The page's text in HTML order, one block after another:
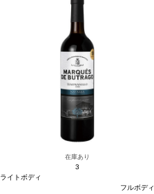
在庫あり
3
ライトボディ
フルボディ